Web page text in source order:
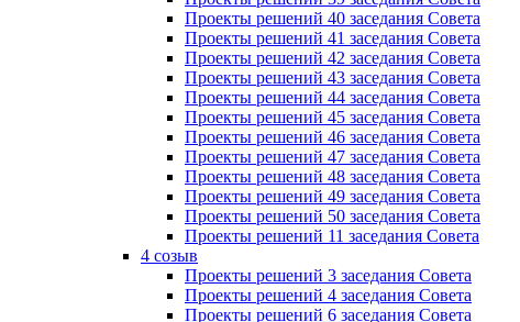
Проекты решений 40 заседания Совета
Проекты решений 41 заседания Совета
Проекты решений 42 заседания Совета
Проекты решений 43 заседания Совета
Проекты решений 44 заседания Совета
Проекты решений 45 заседания Совета
Проекты решений 46 заседания Совета
Проекты решений 47 заседания Совета
Проекты решений 48 заседания Совета
Проекты решений 49 заседания Совета
Проекты решений 50 заседания Совета
Проекты решений 11 заседания Совета
4 созыв
Проекты решений 3 заседания Совета
Проекты решений 4 заседания Совета
Проекты решений 6 заседания Совета